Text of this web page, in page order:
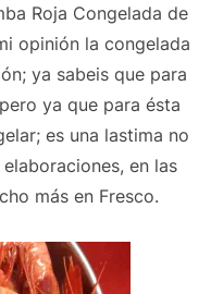
Roja Congelada de
opinión la congelada
ya sabeis que para
ya que para ésta
es una lastima no
en las
más en Fresco.